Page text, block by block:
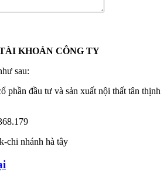
KHOẢN CÔNG TY
sau:
phần đầu tư và sản xuất nội thất tân thịnh
chi nhánh hà tây